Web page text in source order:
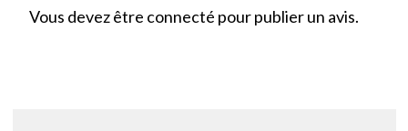
Vous devez être connecté pour publier un avis.